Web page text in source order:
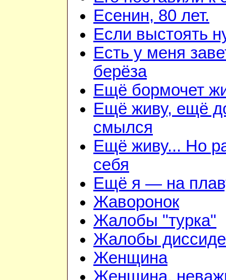
Есенин, 80 лет.
Если выстоять
Есть у меня
берёза
Ещё бормочет
Ещё живу, ещё
смылся
Ещё живу... Но
себя
Ещё я — на
Жаворонок
Жалобы "турка"
Жалобы
Женщина